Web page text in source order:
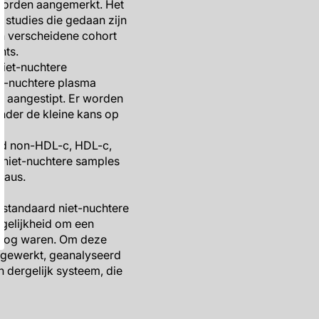
aangemerkt. Het
die gedaan zijn
verscheidene cohort
nuchtere
nuchtere plasma
Er worden
de kleine kans op
non-HDL-c, HDL-c,
nuchtere samples
niet-nuchtere
om een
waren. Om deze
geanalyseerd
dergelijk systeem, die